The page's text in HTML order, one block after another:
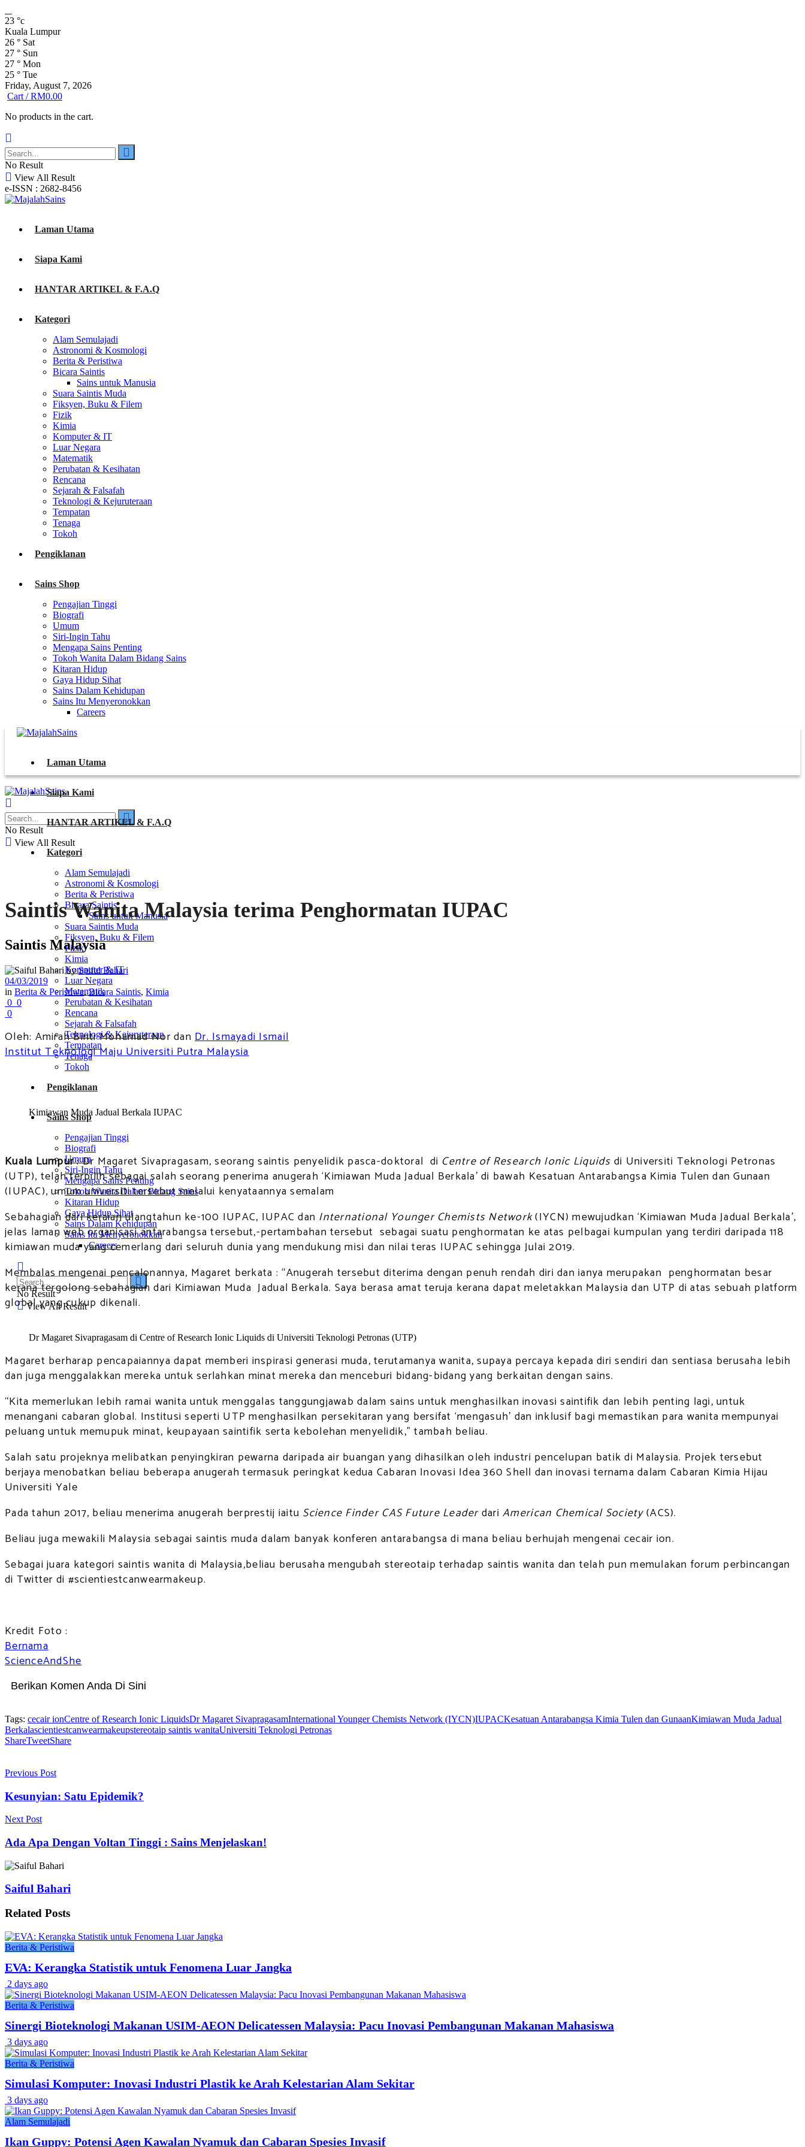
23 °c
Kuala Lumpur
26 ° Sat
27 ° Sun
27 ° Mon
25 ° Tue
Friday, August 7, 2026
Cart /RM0.00
No products in the cart.
No Result
View All Result
e-ISSN : 2682-8456
Laman Utama
Siapa Kami
HANTAR ARTIKEL & F.A.Q
Kategori
Alam Semulajadi
Astronomi & Kosmologi
Berita & Peristiwa
Bicara Saintis
Sains untuk Manusia
Suara Saintis Muda
Fiksyen, Buku & Filem
Fizik
Kimia
Komputer & IT
Luar Negara
Matematik
Perubatan & Kesihatan
Rencana
Sejarah & Falsafah
Teknologi & Kejuruteraan
Tempatan
Tenaga
Tokoh
Pengiklanan
Sains Shop
Pengajian Tinggi
Biografi
Umum
Siri-Ingin Tahu
Mengapa Sains Penting
Tokoh Wanita Dalam Bidang Sains
Kitaran Hidup
Gaya Hidup Sihat
Sains Dalam Kehidupan
Sains Itu Menyeronokkan
Careers
Laman Utama
Siapa Kami
HANTAR ARTIKEL & F.A.Q
Kategori
Alam Semulajadi
Astronomi & Kosmologi
Berita & Peristiwa
Bicara Saintis
Sains untuk Manusia
Suara Saintis Muda
Fiksyen, Buku & Filem
Fizik
Kimia
Komputer & IT
Luar Negara
Matematik
Perubatan & Kesihatan
Rencana
Sejarah & Falsafah
Teknologi & Kejuruteraan
Tempatan
Tenaga
Tokoh
Pengiklanan
Sains Shop
Pengajian Tinggi
Biografi
Umum
Siri-Ingin Tahu
Mengapa Sains Penting
Tokoh Wanita Dalam Bidang Sains
Kitaran Hidup
Gaya Hidup Sihat
Sains Dalam Kehidupan
Sains Itu Menyeronokkan
Careers
No Result
View All Result
No Result
View All Result
Saintis Wanita Malaysia terima Penghormatan IUPAC
Saintis Malaysia
by Saiful Bahari
04/03/2019
in Berita & Peristiwa,Bicara Saintis, Kimia
0 0
0
Oleh: Amirah Binti Mohamad Nor danDr. Ismayadi Ismail
Institut Teknologi Maju Universiti Putra Malaysia
Kimiawan Muda Jadual Berkala IUPAC
Kuala Lumpur: Dr Magaret Sivapragasam, seorang saintis penyelidik pasca-doktoral di Centre of Research Ionic Liquids di Universiti Teknologi Petronas
(UTP), telah terpilih sebagai salah seorang penerima anugerah ‘Kimiawan Muda Jadual Berkala’ di bawah Kesatuan Antarabangsa Kimia Tulen dan Gunaan
(IUPAC), umum universiti tersebut melalui kenyataannya semalam
Sebahagian dari keraian ulangtahun ke-100 IUPAC, IUPAC dan International Younger Chemists Network(IYCN) mewujudkan ‘Kimiawan Muda Jadual Berkala’,
jelas laman web organisasi antarabangsa tersebut,-pertambahan tersebut sebagai suatu penghormatan ke atas pelbagai kumpulan yang terdiri daripada 118
kimiawan muda yang cemerlang dari seluruh dunia yang mendukung misi dan nilai teras IUPAC sehingga Julai 2019.
Membalas mengenai pencalonannya, Magaret berkata : “Anugerah tersebut diterima dengan penuh rendah diri dan ianya merupakan penghormatan besar
kerana tergolong sebahagian dari Kimiawan Muda Jadual Berkala. Saya berasa amat teruja kerana dapat meletakkan Malaysia dan UTP di atas sebuah platform
global yang cukup dikenali.
Dr Magaret Sivapragasam di Centre of Research Ionic Liquids di Universiti Teknologi Petronas (UTP)
Magaret berharap pencapaiannya dapat memberi inspirasi generasi muda, terutamanya wanita, supaya percaya kepada diri sendiri dan sentiasa berusaha lebih
dan juga menggalakkan mereka untuk serlahkan minat mereka dan menceburi bidang-bidang yang berkaitan dengan sains.
“Kita memerlukan lebih ramai wanita untuk menggalas tanggungjawab dalam sains untuk menghasilkan inovasi saintifik dan lebih penting lagi, untuk
menangani cabaran global. Institusi seperti UTP menghasilkan persekitaran yang bersifat ‘mengasuh’ dan inklusif bagi memastikan para wanita mempunyai
peluang untuk memupuk minat, keupayaan saintifik serta kebolehan menyelidik,” tambah beliau.
Salah satu projeknya melibatkan penyingkiran pewarna daripada air buangan yang dihasilkan oleh industri pencelupan batik di Malaysia. Projek tersebut
berjaya menobatkan beliau beberapa anugerah termasuk peringkat kedua Cabaran Inovasi Idea 360 Shell dan inovasi ternama dalam Cabaran Kimia Hijau
Universiti Yale
Pada tahun 2017, beliau menerima anugerah berprestij iaitu Science Finder CAS Future LeaderdariAmerican Chemical Society(ACS).
Beliau juga mewakili Malaysia sebagai saintis muda dalam banyak konferen antarabangsa di mana beliau berhujah mengenai cecair ion.
Sebagai juara kategori saintis wanita di Malaysia,beliau berusaha mengubah stereotaip terhadap saintis wanita dan telah pun memulakan forum perbincangan
di Twitter di #scientiestcanwearmakeup.
Kredit Foto :
Bernama
ScienceAndShe
Berikan Komen Anda Di Sini
Tags: cecair ionCentre of Research Ionic LiquidsDr Magaret SivapragasamInternational Younger Chemists Network (IYCN)IUPACKesatuan Antarabangsa Kimia Tulen dan GunaanKimiawan Muda Jadual
Berkalascientiestcanwearmakeupstereotaip saintis wanitaUniversiti Teknologi Petronas
ShareTweetShare
Previous Post
Kesunyian: Satu Epidemik?
Next Post
Ada Apa Dengan Voltan Tinggi : Sains Menjelaskan!
Saiful Bahari
Related Posts
Berita & Peristiwa
EVA: Kerangka Statistik untuk Fenomena Luar Jangka
2 days ago
Berita & Peristiwa
Sinergi Bioteknologi Makanan USIM-AEON Delicatessen Malaysia: Pacu Inovasi Pembangunan Makanan Mahasiswa
3 days ago
Berita & Peristiwa
Simulasi Komputer: Inovasi Industri Plastik ke Arah Kelestarian Alam Sekitar
3 days ago
Alam Semulajadi
Ikan Guppy: Potensi Agen Kawalan Nyamuk dan Cabaran Spesies Invasif